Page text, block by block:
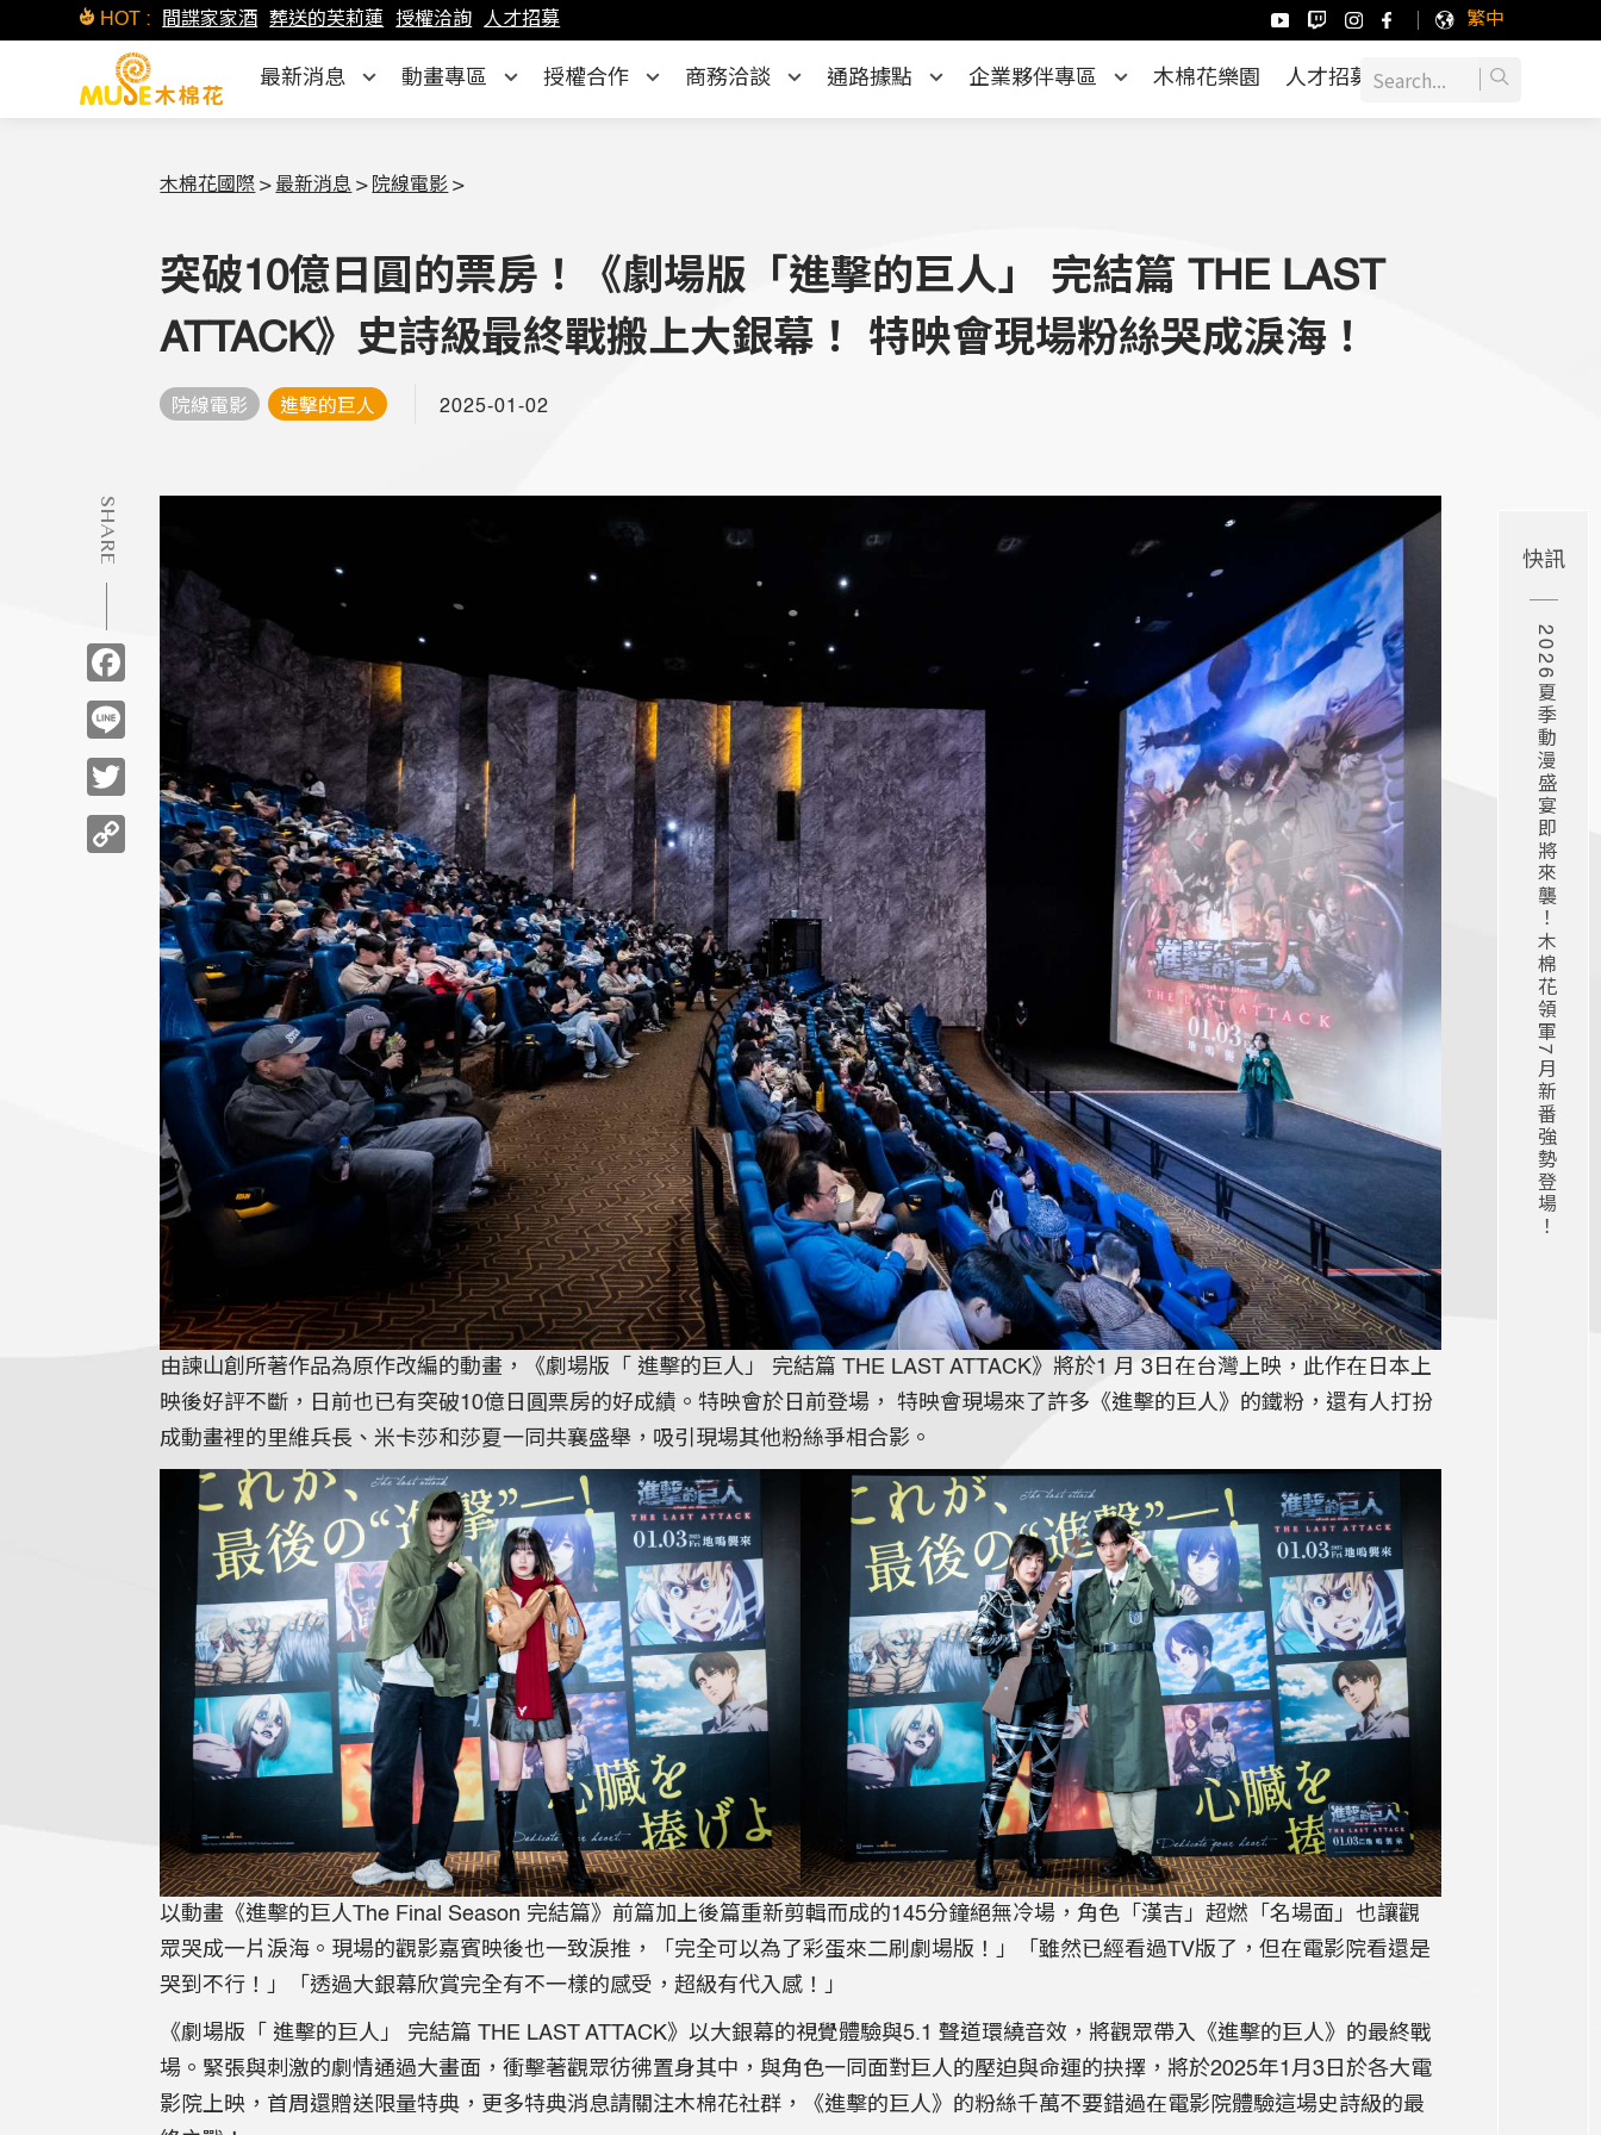
HOT : 間諜家家酒 葬送的芙莉蓮 授權洽詢 人才招募 繁中
最新消息 動畫專區 授權合作 商務洽談 通路據點 企業夥伴專區 木棉花樂園 人才招募
木棉花國際 > 最新消息 > 院線電影 >
突破10億日圓的票房！《劇場版「進擊的巨人」 完結篇 THE LAST
ATTACK》史詩級最終戰搬上大銀幕！ 特映會現場粉絲哭成淚海！
院線電影 進擊的巨人 2025-01-02
SHARE
Facebook
Line
Twitter
Copy
Link
由諫山創所著作品為原作改編的動畫，《劇場版「 進擊的巨人」 完結篇 THE LAST ATTACK》將於1 月 3日在台灣上映，此作在日本上
映後好評不斷，日前也已有突破10億日圓票房的好成績。特映會於日前登場， 特映會現場來了許多《進擊的巨人》的鐵粉，還有人打扮
成動畫裡的里維兵長、米卡莎和莎夏一同共襄盛舉，吸引現場其他粉絲爭相合影。
以動畫《進擊的巨人The Final Season 完結篇》前篇加上後篇重新剪輯而成的145分鐘絕無冷場，角色「漢吉」超燃「名場面」也讓觀
眾哭成一片淚海。現場的觀影嘉賓映後也一致淚推，「完全可以為了彩蛋來二刷劇場版！」「雖然已經看過TV版了，但在電影院看還是
哭到不行！」「透過大銀幕欣賞完全有不一樣的感受，超級有代入感！」
《劇場版「 進擊的巨人」 完結篇 THE LAST ATTACK》以大銀幕的視覺體驗與5.1 聲道環繞音效，將觀眾帶入《進擊的巨人》的最終戰
場。緊張與刺激的劇情通過大畫面，衝擊著觀眾彷彿置身其中，與角色一同面對巨人的壓迫與命運的抉擇，將於2025年1月3日於各大電
影院上映，首周還贈送限量特典，更多特典消息請關注木棉花社群，《進擊的巨人》的粉絲千萬不要錯過在電影院體驗這場史詩級的最
快訊
2026夏季動漫盛宴即將來襲！木棉花領軍7月新番強勢登場！